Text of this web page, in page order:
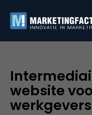
website
werkgevers